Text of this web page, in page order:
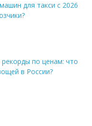
для такси с 2026
по ценам: что
в России?